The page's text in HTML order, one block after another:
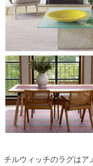
チルウィッチのラグはア